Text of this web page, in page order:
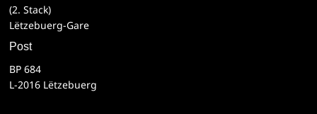
(2. Stack)
Lëtzebuerg-Gare
Post
BP 684
L-2016 Lëtzebuerg